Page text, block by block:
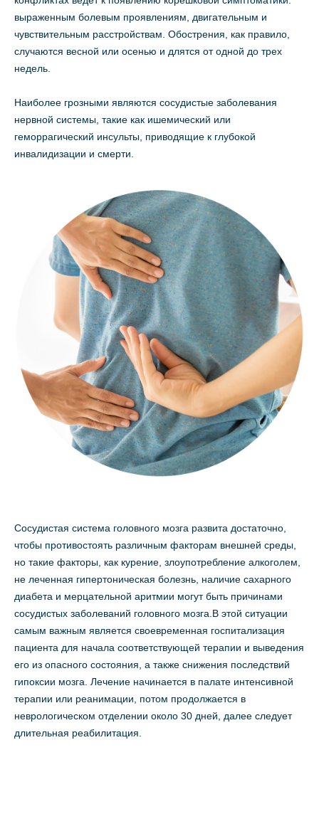
выраженным болевым проявлениям, двигательным и
чувствительным расстройствам. Обострения, как правило,
случаются весной или осенью и длятся от одной до трех
недель.
Наиболее грозными являются сосудистые заболевания
нервной системы, такие как ишемический или
геморрагический инсульты, приводящие к глубокой
инвалидизации и смерти.
Сосудистая система головного мозга развита достаточно,
чтобы противостоять различным факторам внешней среды,
но такие факторы, как курение, злоупотребление алкоголем,
не леченная гипертоническая болезнь, наличие сахарного
диабета и мерцательной аритмии могут быть причинами
сосудистых заболеваний головного мозга.В этой ситуации
самым важным является своевременная госпитализация
пациента для начала соответствующей терапии и выведения
его из опасного состояния, а также снижения последствий
гипоксии мозга. Лечение начинается в палате интенсивной
терапии или реанимации, потом продолжается в
неврологическом отделении около 30 дней, далее следует
длительная реабилитация.